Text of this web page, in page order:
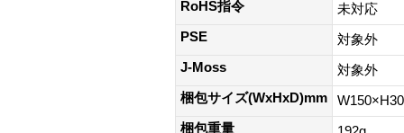
RoHS指令
未対応
PSE
対象外
J-Moss
対象外
梱包サイズ(WxHxD)mm
梱包重量